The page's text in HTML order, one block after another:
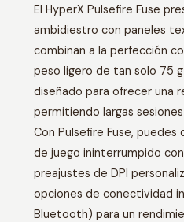
El HyperX Pulsefire Fuse
ambidiestro con paneles
combinan a la perfección
peso ligero de tan solo 75
diseñado para ofrecer una
permitiendo largas
Con Pulsefire Fuse,
de juego ininterrumpido
preajustes de DPI
opciones de conectividad
Bluetooth) para un